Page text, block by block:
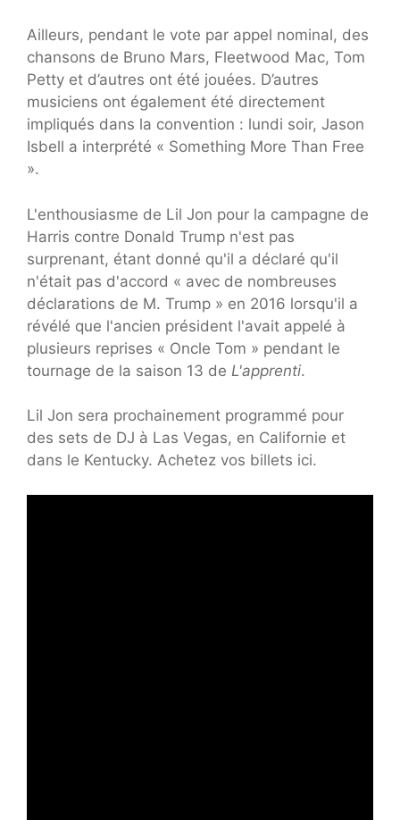
Ailleurs, pendant le vote par appel nominal, des
chansons de Bruno Mars, Fleetwood Mac, Tom
Petty et d’autres ont été jouées. D’autres
musiciens ont également été directement
impliqués dans la convention : lundi soir, Jason
Isbell a interprété « Something More Than Free
».
L'enthousiasme de Lil Jon pour la campagne de
Harris contre Donald Trump n'est pas
surprenant, étant donné qu'il a déclaré qu'il
n'était pas d'accord « avec de nombreuses
déclarations de M. Trump » en 2016 lorsqu'il a
révélé que l'ancien président l'avait appelé à
plusieurs reprises « Oncle Tom » pendant le
tournage de la saison 13 de L'apprenti.
Lil Jon sera prochainement programmé pour
des sets de DJ à Las Vegas, en Californie et
dans le Kentucky. Achetez vos billets ici.